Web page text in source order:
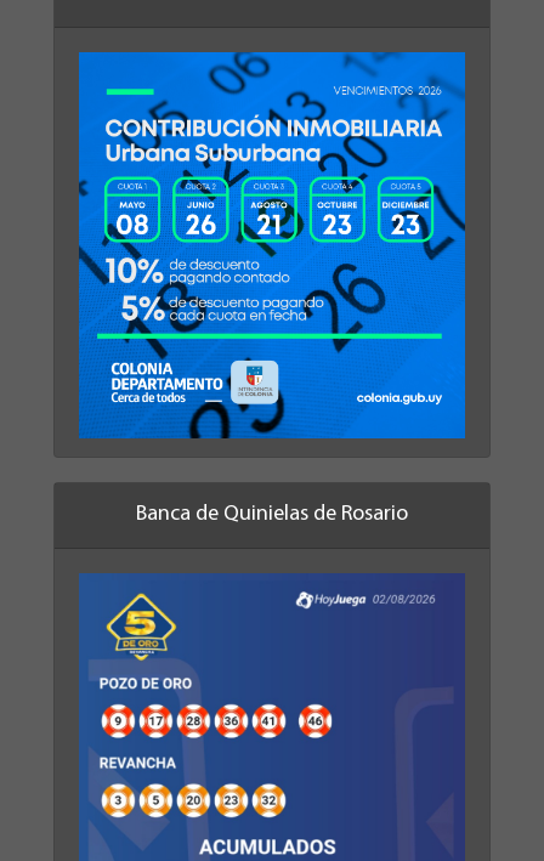
Banca de Quinielas de Rosario